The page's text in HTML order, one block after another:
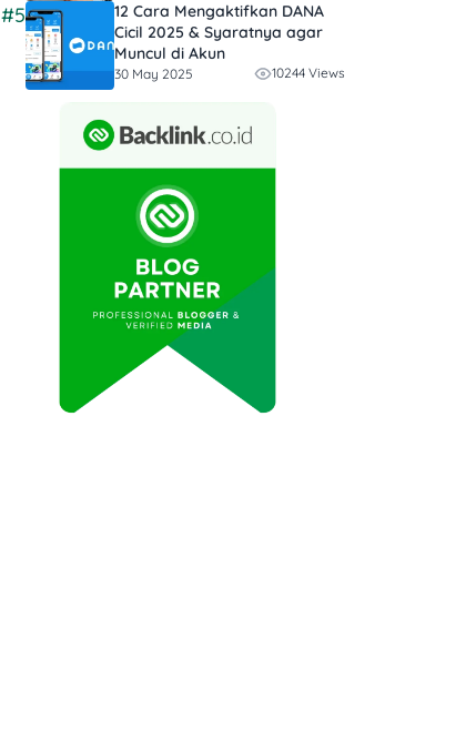
#5
12 Cara Mengaktifkan DANA
Cicil 2025 & Syaratnya agar
Muncul di Akun
30 May 2025 10244 Views